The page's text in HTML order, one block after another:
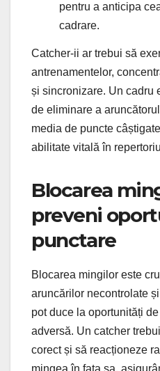
pentru a anticipa
cadrare.
Catcher-ii ar trebui să
antrenamentelor,
și sincronizare. Un cadru
de eliminare a
media de puncte
abilitate vitală în
Blocarea
preveni
punctare
Blocarea mingilor este
aruncărilor necontrolate
pot duce la oportunități
adversă. Un catcher
corect și să reacționeze